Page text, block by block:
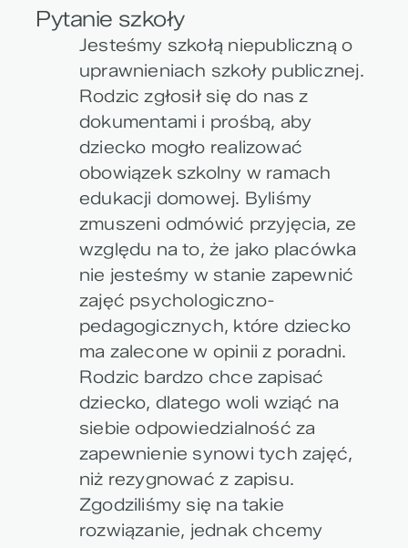
Pytanie szkoły
Jesteśmy szkołą niepubliczną o
uprawnieniach szkoły publicznej.
Rodzic zgłosił się do nas z
dokumentami i prośbą, aby
dziecko mogło realizować
obowiązek szkolny w ramach
edukacji domowej. Byliśmy
zmuszeni odmówić przyjęcia, ze
względu na to, że jako placówka
nie jesteśmy w stanie zapewnić
zajęć psychologiczno-
pedagogicznych, które dziecko
ma zalecone w opinii z poradni.
Rodzic bardzo chce zapisać
dziecko, dlatego woli wziąć na
siebie odpowiedzialność za
zapewnienie synowi tych zajęć,
niż rezygnować z zapisu.
Zgodziliśmy się na takie
rozwiązanie, jednak chcemy